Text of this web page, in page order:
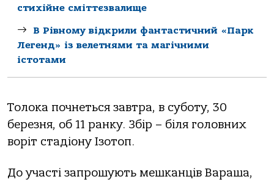
стихійне сміттєзвалище
В Рівному відкрили фантастичний «Парк
Легенд» із велетнями та магічними
істотами
Толока почнеться завтра, в суботу, 30
березня, об 11 ранку. Збір – біля головних
воріт стадіону Ізотоп.
До участі запрошують мешканців Вараша,